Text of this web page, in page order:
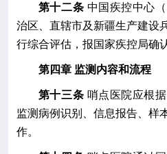
第十二条 中国疾控中心（
治区、直辖市及新疆生产建设
行综合评估，报国家疾控局确认
第四章 监测内容和流程
第十三条 哨点医院应根
监测病例识别、 信息报告、样
作。